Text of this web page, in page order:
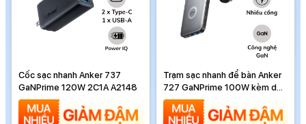
Cốc sạc nhanh Anker 737
GaNPrime 120W 2C1A A2148
Trạm sạc nhanh để bàn Anker
727 GaNPrime 100W kèm dây
dài 1.5m A9126